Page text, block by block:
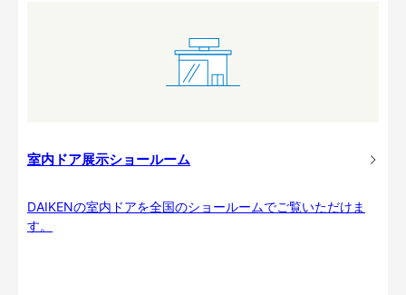
室内ドア展示ショールーム
DAIKENの室内ドアを全国のショールームでご覧いただけま
す。